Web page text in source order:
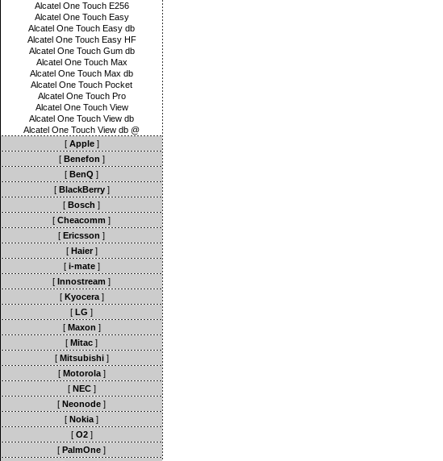
Alcatel One Touch E256
Alcatel One Touch Easy
Alcatel One Touch Easy db
Alcatel One Touch Easy HF
Alcatel One Touch Gum db
Alcatel One Touch Max
Alcatel One Touch Max db
Alcatel One Touch Pocket
Alcatel One Touch Pro
Alcatel One Touch View
Alcatel One Touch View db
Alcatel One Touch View db @
[ Apple]
[ Benefon ]
[ BenQ ]
[ BlackBerry]
[ Bosch ]
[ Cheacomm ]
[ Ericsson ]
[ Haier]
[ i-mate]
[ Innostream ]
[ Kyocera]
[ LG ]
[ Maxon ]
[ Mitac ]
[ Mitsubishi]
[ Motorola]
[ NEC]
[ Neonode ]
[ Nokia ]
[ O2]
[ PalmOne ]